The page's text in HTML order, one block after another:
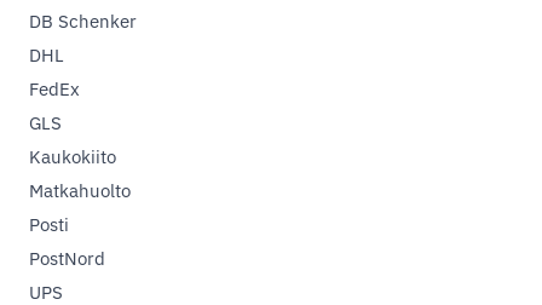
DB Schenker
DHL
FedEx
GLS
Kaukokiito
Matkahuolto
Posti
PostNord
UPS